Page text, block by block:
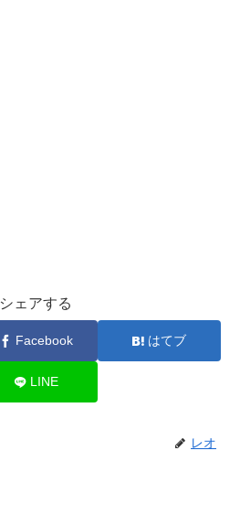
シェアする
Facebook はてブ
LINE
レオ